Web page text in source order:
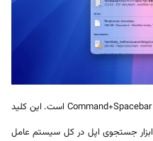
شاید واضح ترین کلید میانبر در این لیست، Command+Spacebar است. این کلید
میانبر، اسپاتلایت را باز می کند. Spotlight ابزار جستجوی اپل در کل سیستم عامل